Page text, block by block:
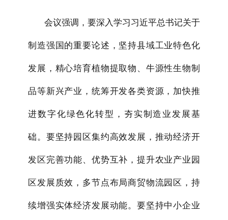
会议强调，要深入学习习近平总书记关于
制造强国的重要论述，坚持县域工业特色化
发展，精心培育植物提取物、牛源性生物制
品等新兴产业，统筹开发各类资源，加快推
进数字化绿色化转型，夯实制造业发展基
础。要坚持园区集约高效发展，推动经济开
发区完善功能、优势互补，提升农业产业园
区发展质效，多节点布局商贸物流园区，持
续增强实体经济发展动能。要坚持中小企业